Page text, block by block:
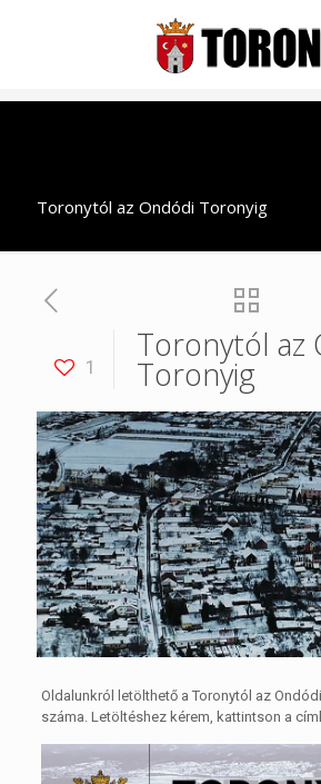
Toronytól az Ondódi Toronyig
1
Toronytól az
Toronyig
Oldalunkról letölthető a Toronytól az
száma. Letöltéshez kérem, kattintson a